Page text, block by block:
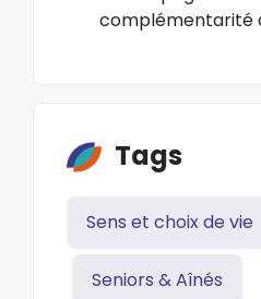
complémentarité
Tags
Sens et choix de vie
Seniors & Aînés